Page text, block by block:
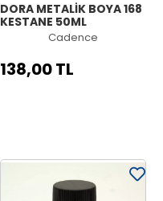
DORA METALİK BOYA 168
KESTANE 50ML
Cadence
138,00 TL